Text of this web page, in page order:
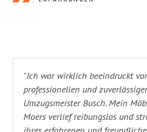
"Ich war wirklich beeindruckt
professionellen und
Umzugsmeister Busch. Mein
Moers verlief reibungslos und